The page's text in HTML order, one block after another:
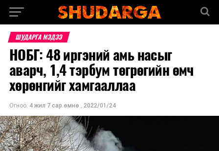
ШУДАРГА МЭДЭЭ
НОБГ: 48 иргэний амь насыг
аварч, 1,4 тэрбум төгрөгийн өмч
хөрөнгийг хамгааллаа
Огноо: 4 жил 7 сар.өмнө , 2022/01/24